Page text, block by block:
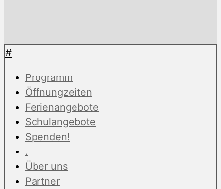
#
Programm
Öffnungzeiten
Ferienangebote
Schulangebote
Spenden!
.
Über uns
Partner